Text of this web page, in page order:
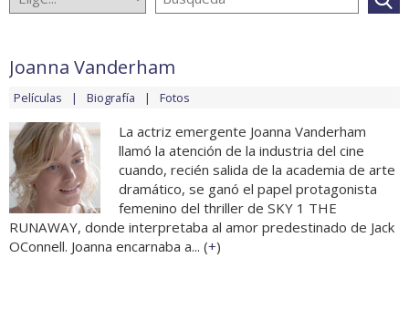
Joanna Vanderham
Películas Biografía Fotos
La actriz emergente Joanna Vanderham
llamó la atención de la industria del cine
cuando, recién salida de la academia de arte
dramático, se ganó el papel protagonista
femenino del thriller de SKY 1 THE
RUNAWAY, donde interpretaba al amor predestinado de Jack
OConnell. Joanna encarnaba a... (+)